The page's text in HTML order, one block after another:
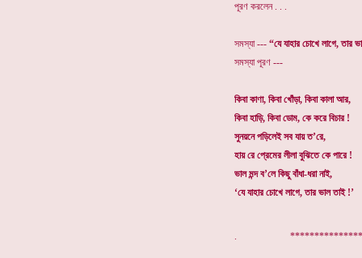
.
পূরণ করলেন . . .
সমস্যা --- “যে যাহার চোখে লাগে, তার
সমস্যা পূরণ ---
কিবা কাণা, কিবা খোঁড়া, কিবা কালা আর,
কিবা হাড়ি, কিবা ডোম, কে করে বিচার !
সুনয়নে পড়িলেই সব যায় ত’রে,
হায় রে প্রেমের লীলা বুঝিতে কে পারে !
ভাল মন্দ ব’লে কিছু বাঁধা-ধরা নাই,
‘যে যাহার চোখে লাগে, তার ভাল তাই !’